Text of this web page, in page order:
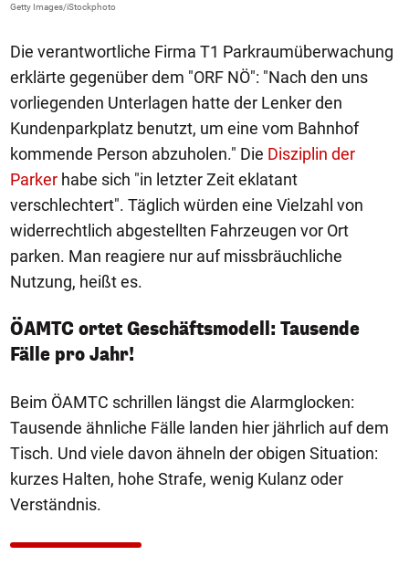
Getty Images/iStockphoto
Die verantwortliche Firma T1 Parkraumüberwachung
erklärte gegenüber dem "ORF NÖ": "Nach den uns
vorliegenden Unterlagen hatte der Lenker den
Kundenparkplatz benutzt, um eine vom Bahnhof
kommende Person abzuholen." Die Disziplin der
Parker habe sich "in letzter Zeit eklatant
verschlechtert". Täglich würden eine Vielzahl von
widerrechtlich abgestellten Fahrzeugen vor Ort
parken. Man reagiere nur auf missbräuchliche
Nutzung, heißt es.
ÖAMTC ortet Geschäftsmodell: Tausende
Fälle pro Jahr!
Beim ÖAMTC schrillen längst die Alarmglocken:
Tausende ähnliche Fälle landen hier jährlich auf dem
Tisch. Und viele davon ähneln der obigen Situation:
kurzes Halten, hohe Strafe, wenig Kulanz oder
Verständnis.